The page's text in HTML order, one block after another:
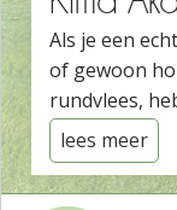
Als je een
of gewoon
rundvlees,
lees meer